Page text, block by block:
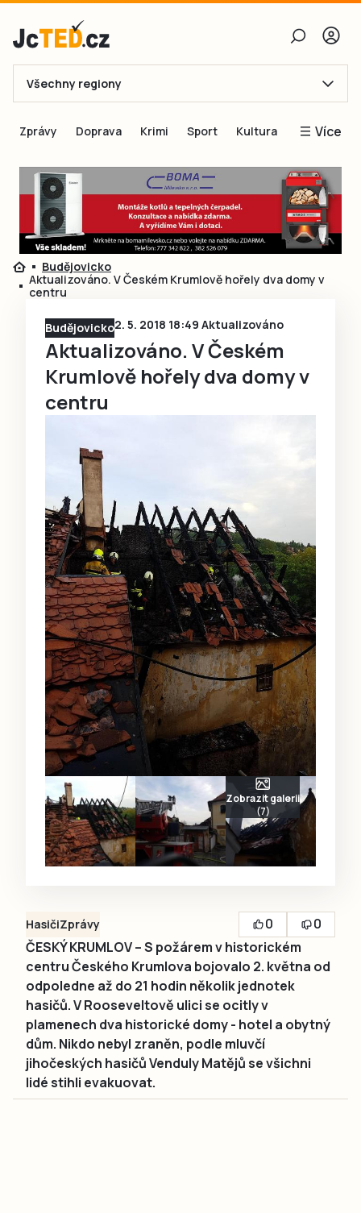
E-mail
Obnovit heslo
Přihlásit se
Přihlásit se přes Facebook
Všechny regiony
Zprávy Doprava Krimi Sport Kultura Více
Blogy
Inspirace
Čtenáři píší
Speciální přílohy
Budějovicko
Aktualizováno. V Českém Krumlově hořely dva domy v
centru
Budějovicko2. 5. 2018 18:49 Aktualizováno
Aktualizováno. V Českém
Krumlově hořely dva domy v
centru
Zobrazit galerii
(7)
HasičiZprávy 0
0
ČESKÝ KRUMLOV – S požárem v historickém
centru Českého Krumlova bojovalo 2. května od
odpoledne až do 21 hodin několik jednotek
hasičů. V Rooseveltově ulici se ocitly v
plamenech dva historické domy - hotel a obytný
dům. Nikdo nebyl zraněn, podle mluvčí
jihočeských hasičů Venduly Matějů se všichni
lidé stihli evakuovat.